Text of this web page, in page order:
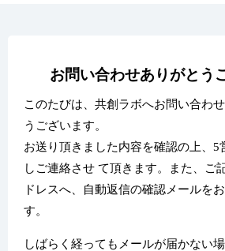
お問い合わせありがとう
このたびは、共創ラボへお問い合わ
うございます。
お送り頂きました内容を確認の上、5
しご連絡させ て頂きます。また、ご
ドレスへ、自動返信の確認メールを
す。
しばらく経ってもメールが届かない